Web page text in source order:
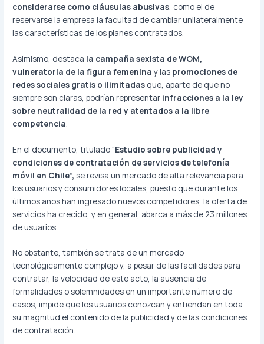
considerarse como cláusulas abusivas, como el de
reservarse la empresa la facultad de cambiar unilateralmente
las características de los planes contratados.
Asimismo, destaca la campaña sexista de WOM,
vulneratoria de la figura femenina y las promociones de
redes sociales gratis o ilimitadas que, aparte de que no
siempre son claras, podrían representar infracciones a la ley
sobre neutralidad de la red y atentados a la libre
competencia
En el documento, titulado “Estudio sobre publicidad y
condiciones de contratación de servicios de telefonía
móvil en Chile”, se revisa un mercado de alta relevancia para
los usuarios y consumidores locales, puesto que durante los
últimos años han ingresado nuevos competidores, la oferta de
servicios ha crecido, y en general, abarca a más de 23 millones
de usuarios.
No obstante, también se trata de un mercado
tecnológicamente complejo y, a pesar de las facilidades para
contratar, la velocidad de este acto, la ausencia de
formalidades o solemnidades en un importante número de
casos, impide que los usuarios conozcan y entiendan en toda
su magnitud el contenido de la publicidad y de las condiciones
de contratación.